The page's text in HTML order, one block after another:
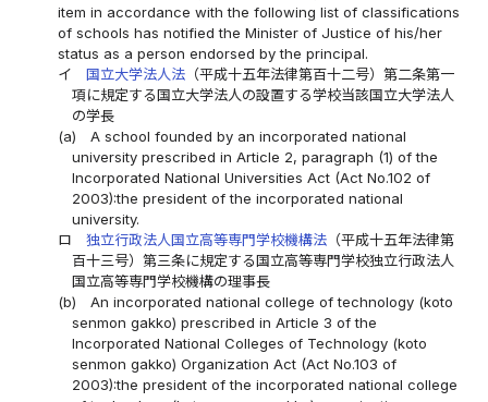
item in accordance with the following list of classifications
of schools has notified the Minister of Justice of his/her
status as a person endorsed by the principal.
イ
国立大学法人法（平成十五年法律第百十二号）第二条第一
項に規定する国立大学法人の設置する学校当該国立大学法人
の学長
(a)
A school founded by an incorporated national
university prescribed in Article 2, paragraph (1) of the
Incorporated National Universities Act (Act No.102 of
2003):the president of the incorporated national
university.
ロ
独立行政法人国立高等専門学校機構法（平成十五年法律第
百十三号）第三条に規定する国立高等専門学校独立行政法人
国立高等専門学校機構の理事長
(b)
An incorporated national college of technology (koto
senmon gakko) prescribed in Article 3 of the
Incorporated National Colleges of Technology (koto
senmon gakko) Organization Act (Act No.103 of
2003):the president of the incorporated national college